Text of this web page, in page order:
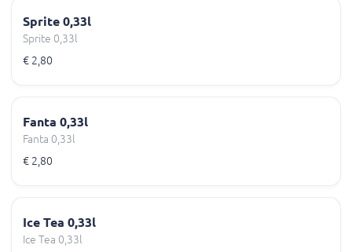
Sprite 0,33l
Sprite 0,33l
€ 2,80
Fanta 0,33l
Fanta 0,33l
€ 2,80
Ice Tea 0,33l
Ice Tea 0,33l